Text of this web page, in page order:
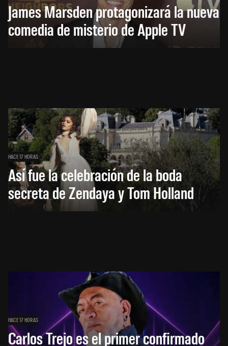
James Marsden protagonizará la nueva
comedia de misterio de Apple TV
HACE 17 HORAS
Así fue la celebración de la boda
secreta de Zendaya y Tom Holland
HACE 17 HORAS
Carlos Trejo es el primer confirmado